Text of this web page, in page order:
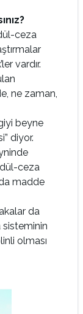
ceza
vardır.
ne zaman,
beyne
diyor.
ceza
madde
da
olması